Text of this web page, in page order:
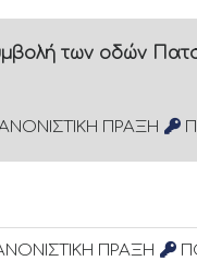
των οδών
ΠΡΑΞΗ
ΠΡΑΞΗ